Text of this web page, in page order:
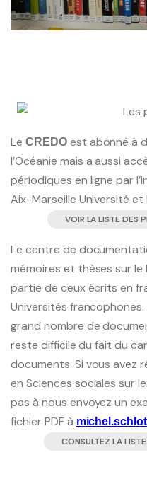
Le CREDOest abonné à
l’Océanie mais a aussi
périodiques en ligne par
Aix-Marseille Université et
VOIR LA LISTE DES
Le centre de
mémoires et thèses sur
partie de ceux écrits en
Universités
grand nombre de
reste difficile du fait du
documents. Si vous avez
en Sciences sociales sur
pas à nous envoyez un
fichier PDF à
CONSULTEZ LA